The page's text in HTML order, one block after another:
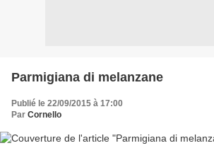
Parmigiana di melanzane
Publié le 22/09/2015 à 17:00
Par Cornello